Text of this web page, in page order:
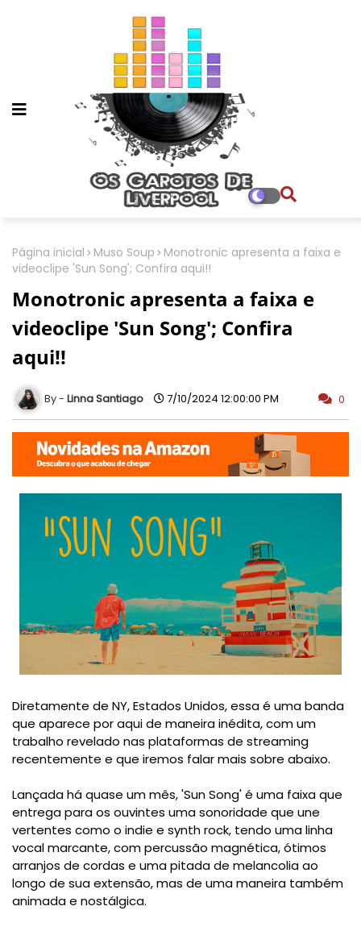
Página inicial Muso Soup
Monotronic apresenta a faixa e
videoclipe 'Sun Song'; Confira aqui!!
Monotronic apresenta a faixa e
videoclipe 'Sun Song'; Confira
aqui!!
Linna Santiago 7/10/2024 12:00:00 PM 0
Diretamente de NY, Estados Unidos, essa é uma banda
que aparece por aqui de maneira inédita, com um
trabalho revelado nas plataformas de streaming
recentemente e que iremos falar mais sobre abaixo.
Lançada há quase um mês, 'Sun Song' é uma faixa que
entrega para os ouvintes uma sonoridade que une
vertentes como o indie e synth rock, tendo uma linha
vocal marcante, com percussão magnética, ótimos
arranjos de cordas e uma pitada de melancolia ao
longo de sua extensão, mas de uma maneira também
animada e nostálgica.